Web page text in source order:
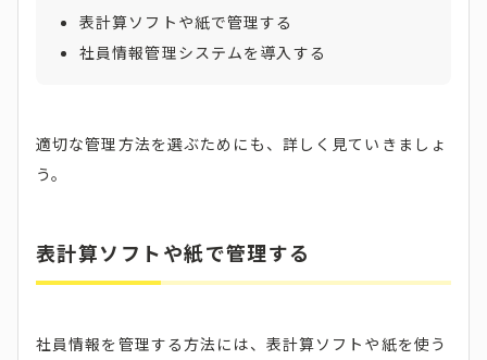
表計算ソフトや紙で管理する
社員情報管理システムを導入する
適切な管理方法を選ぶためにも、詳しく見ていきましょ
う。
表計算ソフトや紙で管理する
社員情報を管理する方法には、表計算ソフトや紙を使う